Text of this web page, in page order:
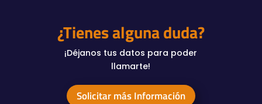
¿Tienes alguna duda?
¡Déjanos tus datos para poder
llamarte!
Solicitar más Información